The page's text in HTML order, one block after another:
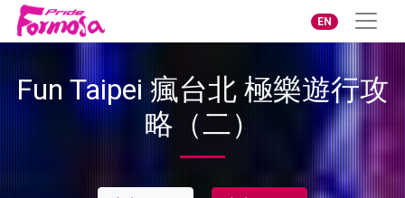
EN
Fun Taipei 瘋台北 極樂遊行攻
略（二）